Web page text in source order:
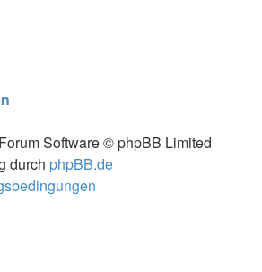
Software © phpBB Limited
durch phpBB.de